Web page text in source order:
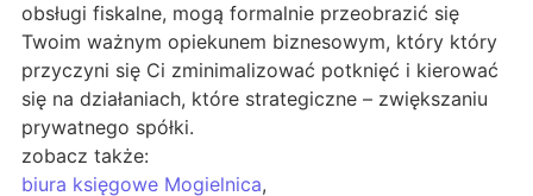
obsługi fiskalne, mogą formalnie przeobrazić się
Twoim ważnym opiekunem biznesowym, który który
przyczyni się Ci zminimalizować potknięć i kierować
się na działaniach, które strategiczne – zwiększaniu
prywatnego spółki.
zobacz także:
biura księgowe Mogielnica,